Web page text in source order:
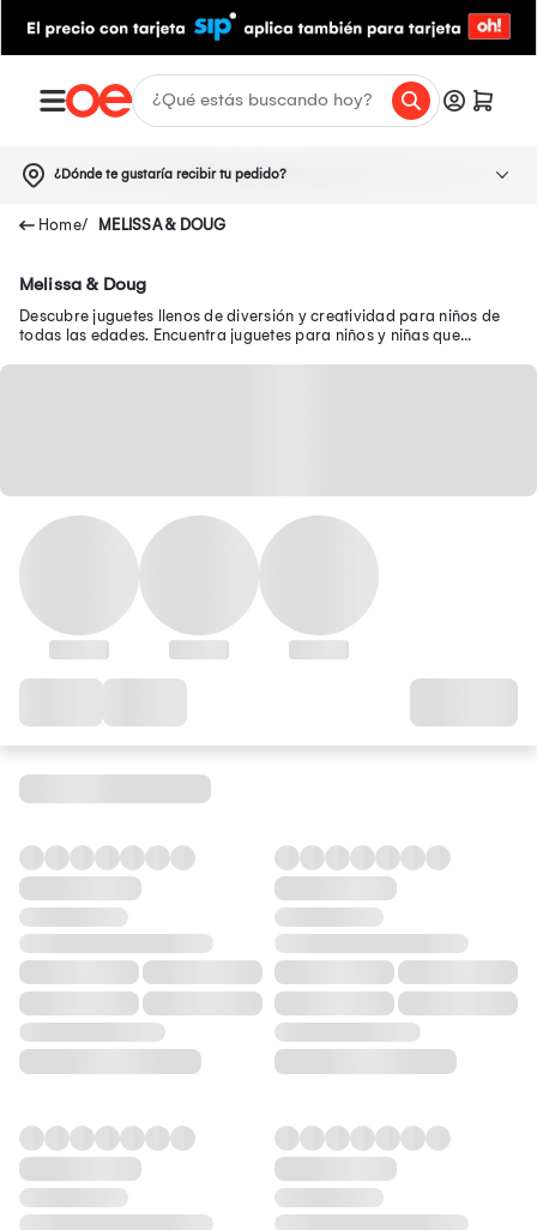
¿Dónde te gustaría recibir tu pedido?
MELISSA & DOUG
Melissa & Doug
Descubre juguetes llenos de diversión y creatividad para niños de
todas las edades. Encuentra juguetes para niños y niñas que